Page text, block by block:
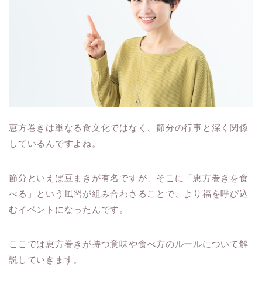
恵方巻きは単なる食文化ではなく、節分の行事と深く関係
しているんですよね。
節分といえば豆まきが有名ですが、そこに「恵方巻きを食
べる」という風習が組み合わさることで、より福を呼び込
むイベントになったんです。
ここでは恵方巻きが持つ意味や食べ方のルールについて解
説していきます。